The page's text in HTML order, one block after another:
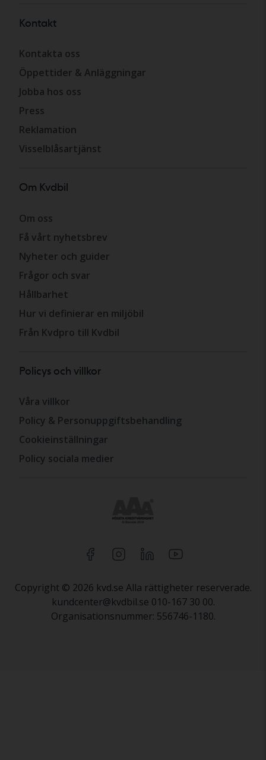
Kontakt
Kontakta oss
Öppettider & Anläggningar
Jobba hos oss
Press
Reklamation
Visselblåsartjänst
Om Kvdbil
Om oss
Få vårt nyhetsbrev
Nyheter och guider
Frågor och svar
Hållbarhet
Hur vi definierar en miljöbil
Från Kvdpro till Kvdbil
Policys och villkor
Våra villkor
Policy & Personuppgiftsbehandling
Cookieinställningar
Policy sociala medier
Copyright © 2026 kvd.se Alla rättigheter reserverade.
kundcenter@kvdbil.se 010-167 30 00.
Organisationsnummer: 556746-1180.